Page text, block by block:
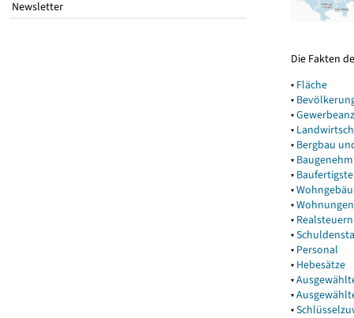
Newsletter
Die Fakten
▾ Fläche
▾
▾
▾
▾ Bergbau
▾
▾
▾
▾Wohnungen
▾ Realsteuern
▾
▾ Personal
▾ Hebesätze
▾
▾
▾